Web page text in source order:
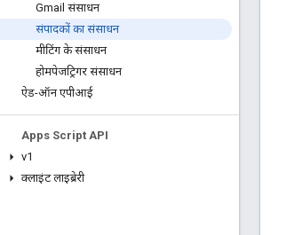
Gmail संसाधन
संपादकों का संसाधन
मीटिंग के संसाधन
होमपेजट्रिगर संसाधन
ऐड-ऑन एपीआई
Apps Script API
v1
क्लाइंट लाइब्रेरी